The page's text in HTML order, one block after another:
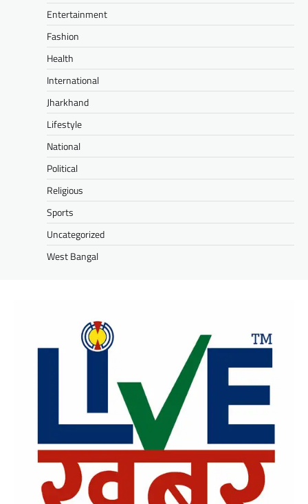
Entertainment
Fashion
Health
International
Jharkhand
Lifestyle
National
Political
Religious
Sports
Uncategorized
West Bangal